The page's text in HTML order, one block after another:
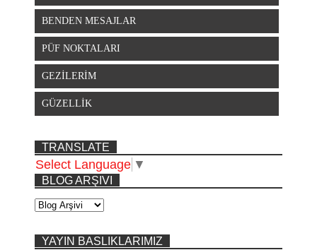
BENDEN MESAJLAR
PÜF NOKTALARI
GEZİLERİM
GÜZELLİK
TRANSLATE
Select Language ▼
BLOG ARŞIVI
YAYIN BASLIKLARIMIZ